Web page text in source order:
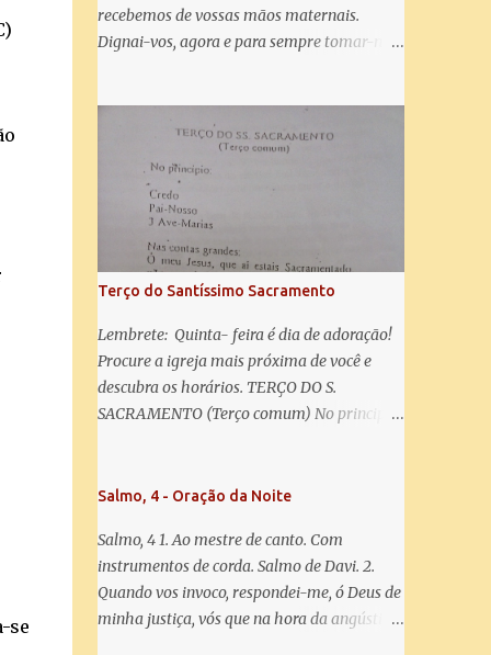
se
recebemos de vossas mãos maternais.
Dignai-vos, agora e para sempre tomar-nos
Salve Rainha: Salve Rainha , Mãe de
misericórdia, vida, doçura, esperança nossa,
salve! A vós bradamos os degredados filhos
de Eva, a vós suspiramos, gemendo e
chorando neste vale de lágrimas. Eia, pois,
Advogada nossa, estes vossos olhos
misericordiosos a nós volvei, e depois deste
desterro, mostrai-nos Jesus. Bendito é o
fruto do vosso ventre, ó clemente, ó piedosa,
ó doce e sempre Virgem Maria. Rogai por
nós Santa Mãe de Deus. Para que sejamos
dignos das promessas de Cristo. Amém.
Terço do Santíssimo Sacramento
Lembrete: Quinta- feira é dia de adoração!
Procure a igreja mais próxima de você e
descubra os horários. TERÇO DO S.
SACRAMENTO (Terço comum) No principio:
Sacramentado, não permitais que eu viva
coração ao Vosso e o Vosso ao meu, e, nem
sem Vós morra eu! Nas contas pequenas:
Sacramento de Amor! Misericórdia Senhor!
Glória ao Pai: Cristo pão da vida e remédio
Salmo, 4 - Oração da Noite
Salmo, 4 1. Ao mestre de canto. Com
instrumentos de corda. Salmo de Davi. 2.
Quando vos invoco, respondei-me, ó Deus de
minha justiça, vós que na hora da angústia